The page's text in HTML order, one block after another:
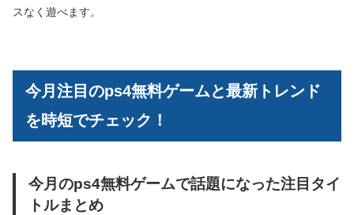
スなく遊べます。
今月注目のps4無料ゲームと最新トレンド
を時短でチェック！
今月のps4無料ゲームで話題になった注目タイ
トルまとめ